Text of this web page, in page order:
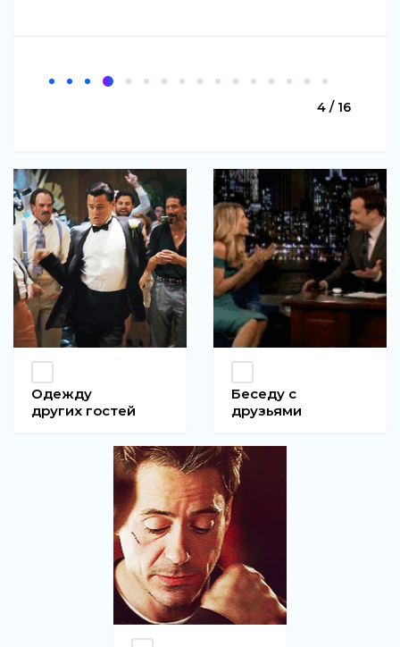
4 / 16
Одежду
других гостей
Беседу с
друзьями